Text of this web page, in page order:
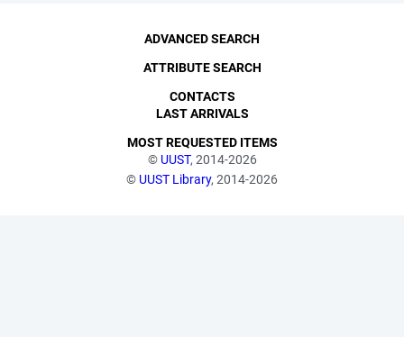
© UUST, 2014-2026
© UUST Library, 2014-2026
ADVANCED SEARCH
ATTRIBUTE SEARCH
CONTACTS
LAST ARRIVALS
MOST REQUESTED ITEMS